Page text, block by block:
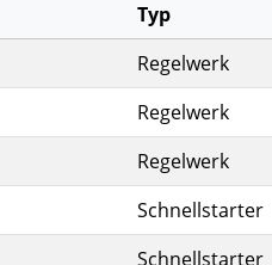
Jahr und Sprache
Typ
Regelwerk
Regelwerk
Regelwerk
Schnellstarter
Schnellstarter